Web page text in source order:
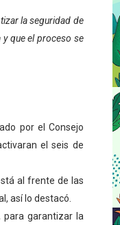
Juana Inés
Legislativo
Prehospitalaria
la seguridad de
que el proceso se
por el Consejo
el seis de
al frente de las
así lo destacó.
para garantizar la